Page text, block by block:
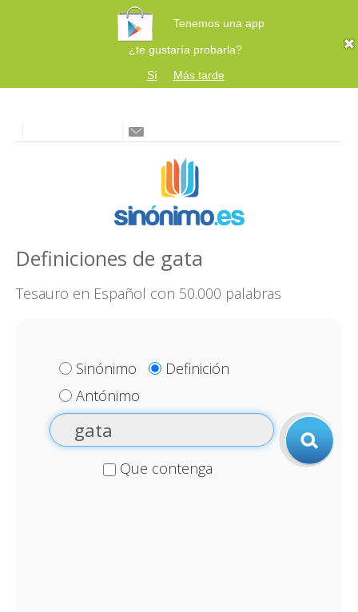
Tenemos una app
¿te gustaría probarla?
Sí
Más tarde
Definiciones de gata
Tesauro en Español con 50.000 palabras
Sinónimo
Definición
Antónimo
Que contenga